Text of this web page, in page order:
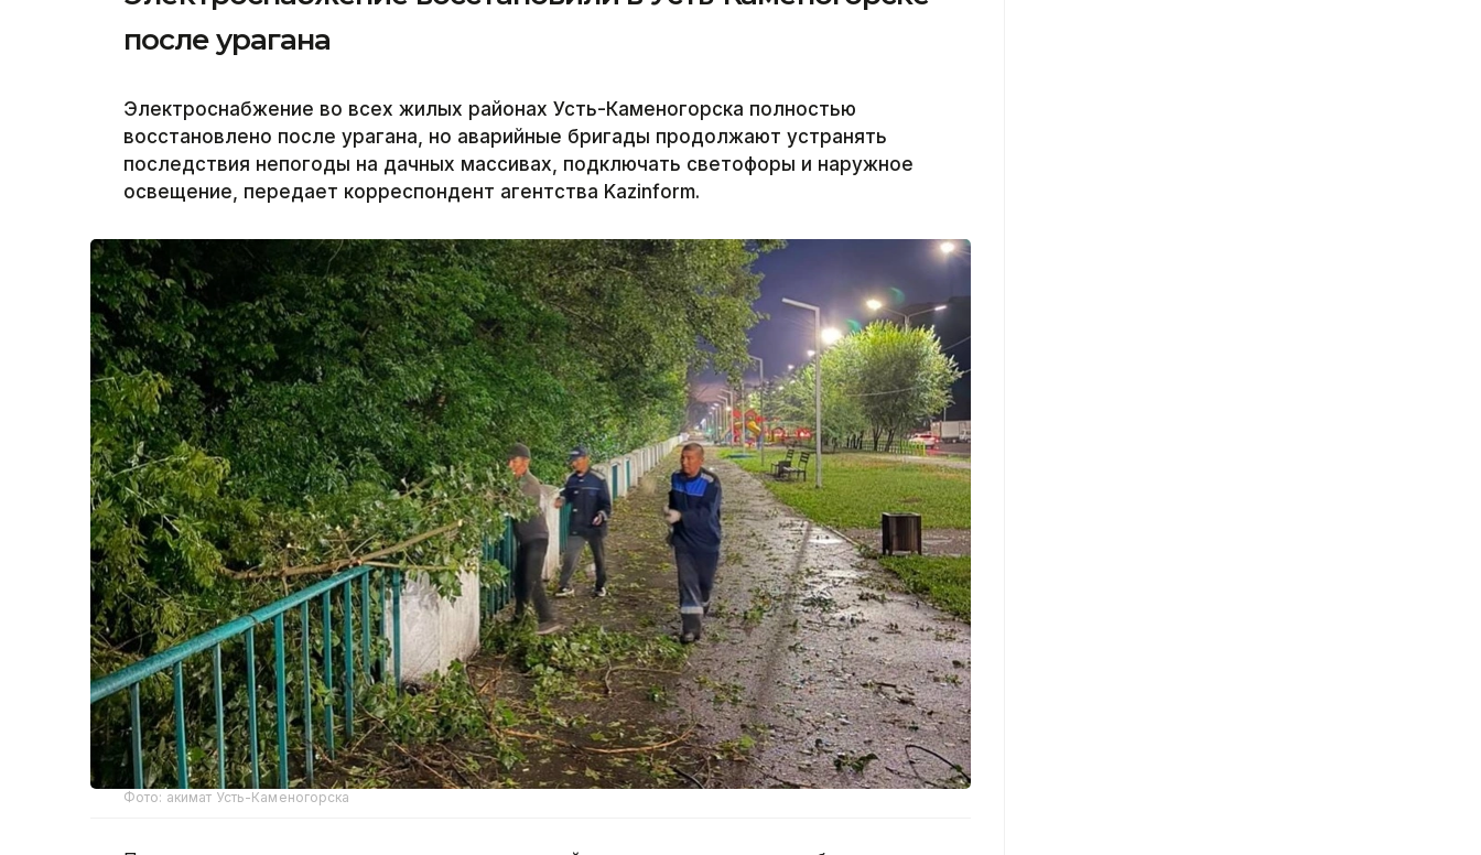
после урагана
Электроснабжение во всех жилых районах Усть-Каменогорска полностью
восстановлено после урагана, но аварийные бригады продолжают устранять
последствия непогоды на дачных массивах, подключать светофоры и наружное
освещение, передает корреспондент агентства Kazinform.
Фото: акимат Усть-Каменогорска